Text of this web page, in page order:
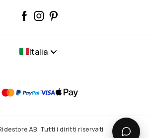
Italia
AB. Tutti i diritti riservati